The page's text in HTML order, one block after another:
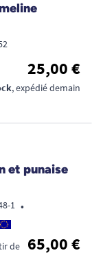
25,00 €
, expédié demain
et punaise
1 •
de
65,00 €